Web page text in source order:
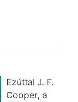
Ezúttal J. F.
Cooper, a